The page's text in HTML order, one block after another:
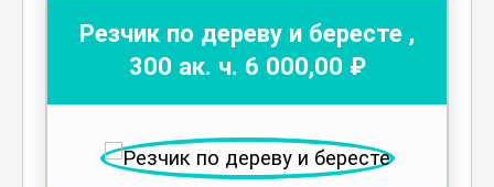
Резчик по дереву и бересте ,
300 ак. ч. 6 000,00 ₽